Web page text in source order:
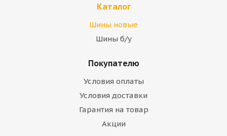
Каталог
Шины новые
Шины б/у
Покупателю
Условия оплаты
Условия доставки
Гарантия на товар
Акции